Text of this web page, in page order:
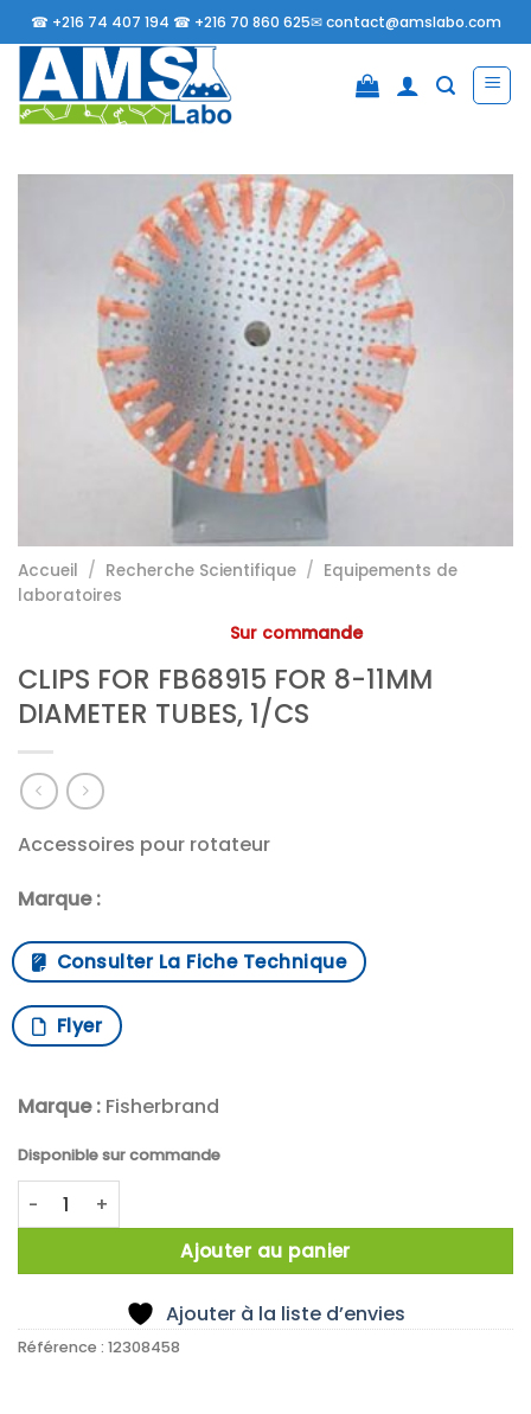
Passer
au
contenu
☎ +216 74 407 194 ☎ +216 70 860 625✉contact@amslabo.com
Accueil / Recherche Scientifique / Equipements de
laboratoires
Sur commande
CLIPS FOR FB68915 FOR 8-11MM
DIAMETER TUBES, 1/CS
Accessoires pour rotateur
Marque :
Consulter La Fiche Technique
Flyer
Marque : Fisherbrand
Disponible sur commande
quantité de CLIPS FOR FB68915 FOR 8-11MM DIAMETER
Ajouter au panier
Ajouter à la liste d’envies
Référence : 12308458